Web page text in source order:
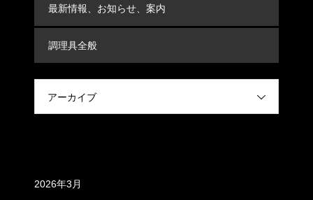
最新情報、お知らせ、案内
調理具全般
アーカイブ
2026年3月